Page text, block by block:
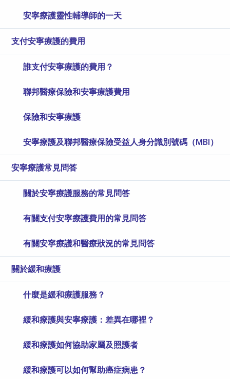
安寧療護靈性輔導師的一天
支付安寧療護的費用
誰支付安寧療護的費用？
聯邦醫療保險和安寧療護費用
保險和安寧療護
安寧療護及聯邦醫療保險受益人身分識別號碼（MBI）
安寧療護常見問答
關於安寧療護服務的常見問答
有關支付安寧療護費用的常見問答
有關安寧療護和醫療狀況的常見問答
關於緩和療護
什麼是緩和療護服務？
緩和療護與安寧療護：差異在哪裡？
緩和療護如何協助家屬及照護者
緩和療護可以如何幫助癌症病患？